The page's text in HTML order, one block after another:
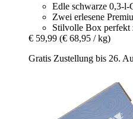
Edle schwarze 0,3-l-
Zwei erlesene
Stilvolle Box perfekt
€ 59,99 (€ 68,95 / kg)
Gratis Zustellung bis 26.